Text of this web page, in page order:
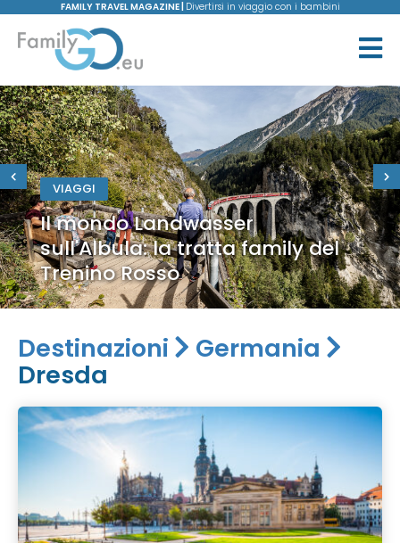
FAMILY TRAVEL MAGAZINE | Divertirsi in viaggio con i bambini
VIAGGI
Il mondo Landwasser
sull'Albula: la tratta family del
Trenino Rosso
Destinazioni
Germania
Dresda